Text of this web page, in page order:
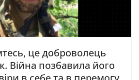
це доброволець
Війна позбавила його